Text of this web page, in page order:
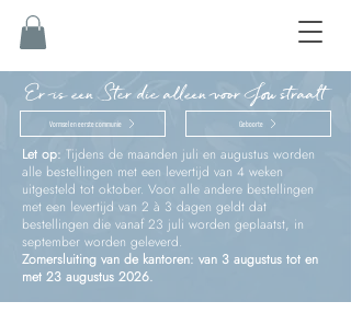
Er is een Ster die alleen voor Jou straalt
Vormsel en eerste communie Geboorte
Let op: Tijdens de maanden juli en augustus worden
alle bestellingen met een levertijd van 4 weken
uitgesteld tot oktober. Voor alle andere bestellingen
met een levertijd van 2 à 3 dagen geldt dat
bestellingen die vanaf 23 juli worden geplaatst, in
september worden geleverd.
Zomersluiting van de kantoren: van 3 augustus tot en
met 23 augustus 2026.